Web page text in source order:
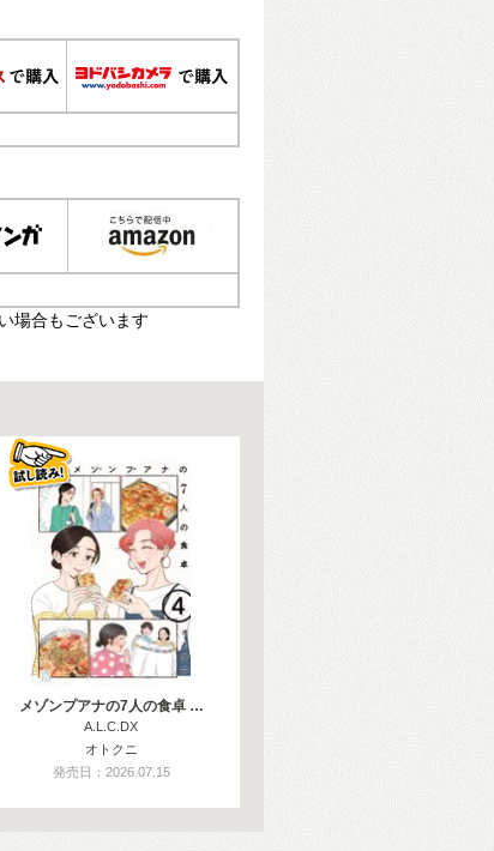
場合もございます
メゾンプアナの7人の食卓 …
A.L.C.DX
オトクニ
発売日：2026.07.15